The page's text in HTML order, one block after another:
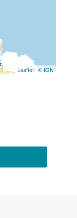
Leaflet |© IGN